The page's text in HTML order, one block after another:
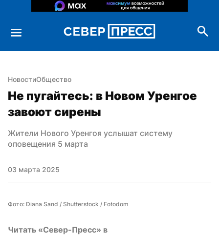
НовостиОбщество
Не пугайтесь: в Новом Уренгое
завоют сирены
Жители Нового Уренгоя услышат систему
оповещения 5 марта
03 марта 2025
Фото: Diana Sand / Shutterstock / Fotodom
Читать «Север-Пресс» в